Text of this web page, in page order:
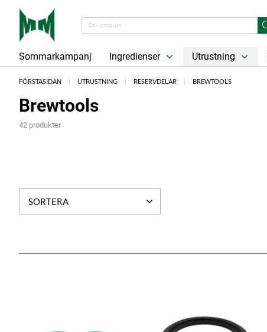
Sommarkampanj Ingredienser Utrustning
FÖRSTASIDAN UTRUSTNING RESERVDELAR BREWTOOLS
Brewtools
42 produkter
SORTERA